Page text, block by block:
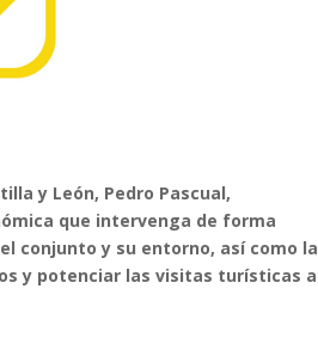
y León, Pedro Pascual,
que intervenga de forma
conjunto y su entorno, así como la
y potenciar las visitas turísticas a